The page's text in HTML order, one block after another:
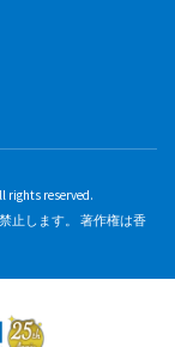
rights reserved.
止します。 著作権は香